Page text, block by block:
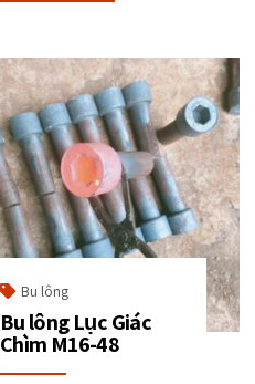
Bu lông
Bu lông Lục Giác
Chìm M16-48